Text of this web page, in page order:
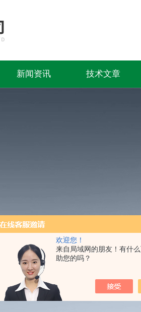
欢迎您！
来自局域网的朋友！有什
助您的吗？
新闻资讯 技术文章